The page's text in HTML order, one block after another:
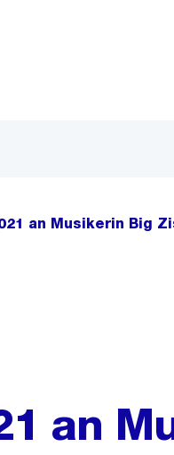
an Musikerin Big
an